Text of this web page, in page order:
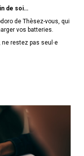
de soi…
de Thèsez-vous, qui
vos batteries.
restez pas seul·e